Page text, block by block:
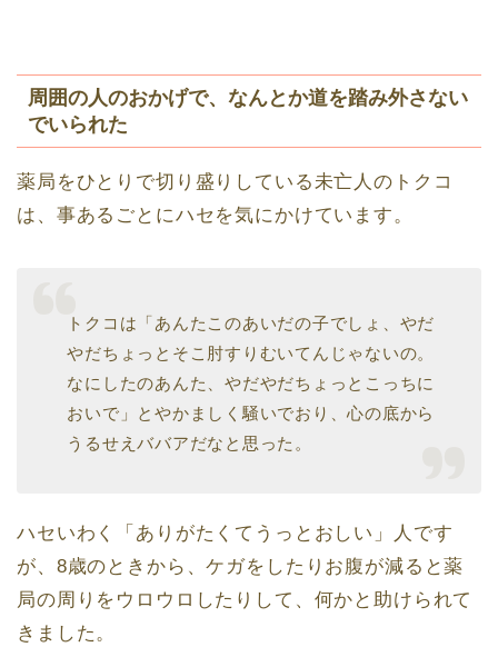
周囲の人のおかげで、なんとか道を踏み外さない
でいられた
薬局をひとりで切り盛りしている未亡人のトクコ
は、事あるごとにハセを気にかけています。
トクコは「あんたこのあいだの子でしょ、やだ
やだちょっとそこ肘すりむいてんじゃないの。
なにしたのあんた、やだやだちょっとこっちに
おいで」とやかましく騒いでおり、心の底から
うるせえババアだなと思った。
ハセいわく「ありがたくてうっとおしい」人です
が、8歳のときから、ケガをしたりお腹が減ると薬
局の周りをウロウロしたりして、何かと助けられて
きました。